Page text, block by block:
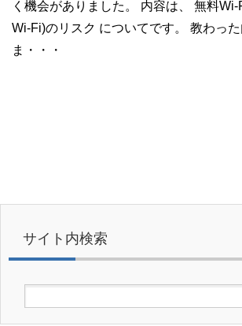
く機会がありました。 内容は、 無料
Wi-Fi)のリスク についてです。 教わっ
ま・・・
サイト内検索